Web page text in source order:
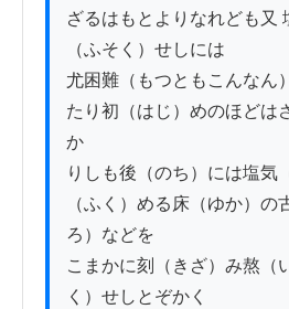
ざるはもとよりなれども又
（ふそく）せしには
尤困難（もつともこんなん
たり初（はじ）めのほどは
か
りしも後（のち）には塩気
（ふく）める床（ゆか）の
ろ）などを
こまかに刻（きざ）み熬（
く）せしとぞかく